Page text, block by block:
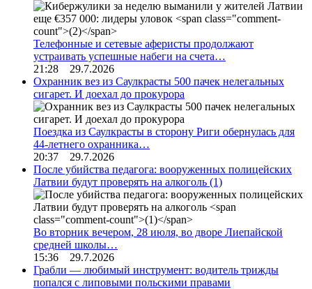
Телефонные и сетевые аферисты продолжают
устраивать успешные набеги на счета…
21:28 29.7.2026
Охранник вез из Саулкрасты 500 пачек нелегальных
сигарет. И доехал до прокурора
Поездка из Саулкрасты в сторону Риги обернулась для
44-летнего охранника…
20:37 29.7.2026
После убийства педагога: вооруженных полицейских
Латвии будут проверять на алкоголь (1)
Во вторник вечером, 28 июля, во дворе Лиепайской
средней школы…
15:36 29.7.2026
Грабли — любимый инструмент: водитель трижды
попался с липовыми польскими правами